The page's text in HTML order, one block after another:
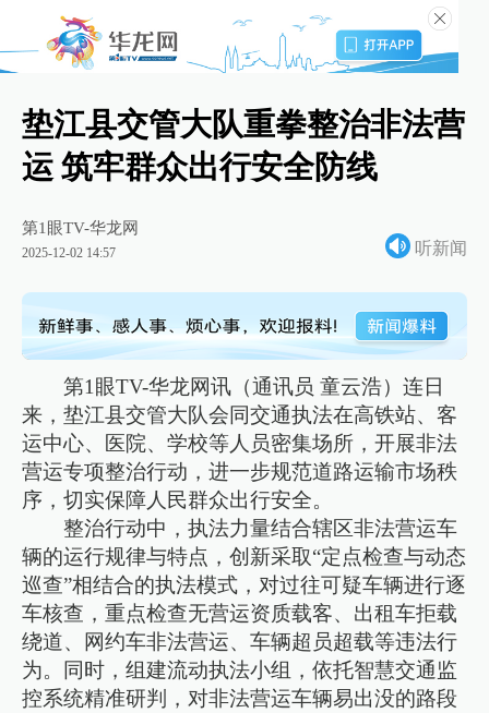
垫江县交管大队重拳整治非法营
运 筑牢群众出行安全防线
第1眼TV-华龙网
2025-12-02 14:57 听新闻
第1眼TV-华龙网讯（通讯员 童云浩）连日
来，垫江县交管大队会同交通执法在高铁站、客
运中心、医院、学校等人员密集场所，开展非法
营运专项整治行动，进一步规范道路运输市场秩
序，切实保障人民群众出行安全。
整治行动中，执法力量结合辖区非法营运车
辆的运行规律与特点，创新采取“定点检查与动态
巡查”相结合的执法模式，对过往可疑车辆进行逐
车核查，重点检查无营运资质载客、出租车拒载
绕道、网约车非法营运、车辆超员超载等违法行
为。同时，组建流动执法小组，依托智慧交通监
控系统精准研判，对非法营运车辆易出没的路段